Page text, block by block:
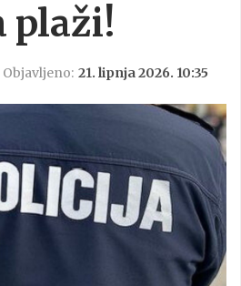
plaži!
Objavljeno: 21. lipnja 2026. 10:35